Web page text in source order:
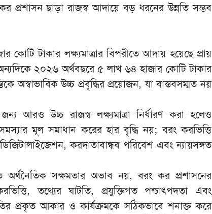
প্রশাসন ছাড়া রাজস্ব আদায়ে বড় ধরনের উন্নতি সম্ভব
টাকার লক্ষ্যমাত্রার বিপরীতে আদায় হয়েছে প্রায়
২০২৬ অর্থবছরে ৫ লাখ ৬৪ হাজার কোটি টাকার
অস্বাভাবিক উচ্চ প্রবৃদ্ধির প্রয়োজন, যা বাস্তবসম্মত নয়
আরও উচ্চ রাজস্ব লক্ষ্যমাত্রা নির্ধারণ করা হলেও
মূল সমাধান করের হার বৃদ্ধি নয়; বরং করভিত্তি
করদাতাবান্ধব পরিবেশ এবং ন্যায়সঙ্গত
অর্থনৈতিক সক্ষমতার অভাব নয়, বরং কর প্রশাসনের
তথ্যের ঘাটতি, প্রযুক্তিগত পশ্চাৎপদতা এবং
প্রকৃত আকার ও কার্যক্রমকে সঠিকভাবে শনাক্ত করে